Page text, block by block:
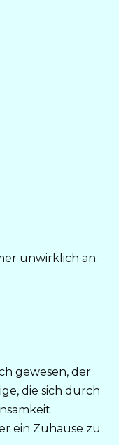
unwirklich an.
gewesen, der
die sich durch
ein Zuhause zu